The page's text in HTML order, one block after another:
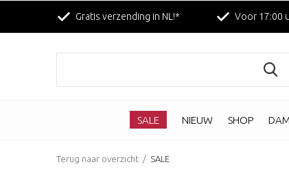
SALE NIEUW SHOP
Gratis verzending in NL!* Voor 17:00
Terug naar overzicht SALE